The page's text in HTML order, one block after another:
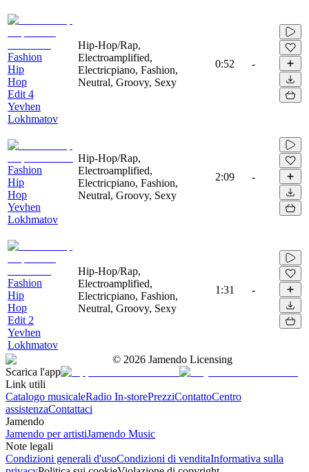
Fashion
Hip
Hop
Edit 4
Yevhen
Lokhmatov
Hip-Hop/Rap,
Electroamplified,
Electricpiano, Fashion,
Neutral, Groovy, Sexy
0:52 -
Fashion
Hip
Hop
Yevhen
Lokhmatov
Hip-Hop/Rap,
Electroamplified,
Electricpiano, Fashion,
Neutral, Groovy, Sexy
2:09 -
Fashion
Hip
Hop
Edit 2
Yevhen
Lokhmatov
Hip-Hop/Rap,
Electroamplified,
Electricpiano, Fashion,
Neutral, Groovy, Sexy
1:31 -
© 2026 Jamendo Licensing
Scarica l'app
Link utili
Catalogo musicaleRadio In-storePrezziContattoCentro
assistenzaContattaci
Jamendo
Jamendo per artistiJamendo Music
Note legali
Condizioni generali d'usoCondizioni di venditaInformativa sulla